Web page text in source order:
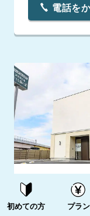
電話を
小さな森の
資料
初めての方 プラン